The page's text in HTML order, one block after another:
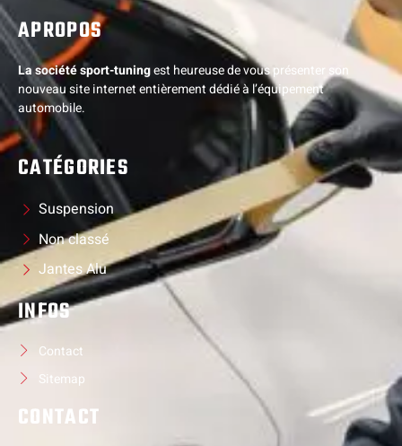
APROPOS
La société sport-tuningest heureuse de vous présenter son
nouveau site internet entièrement dédié à l’équipement
automobile.
CATÉGORIES
Suspension
Non classé
Jantes Alu
INFOS
Contact
Sitemap
CONTACT